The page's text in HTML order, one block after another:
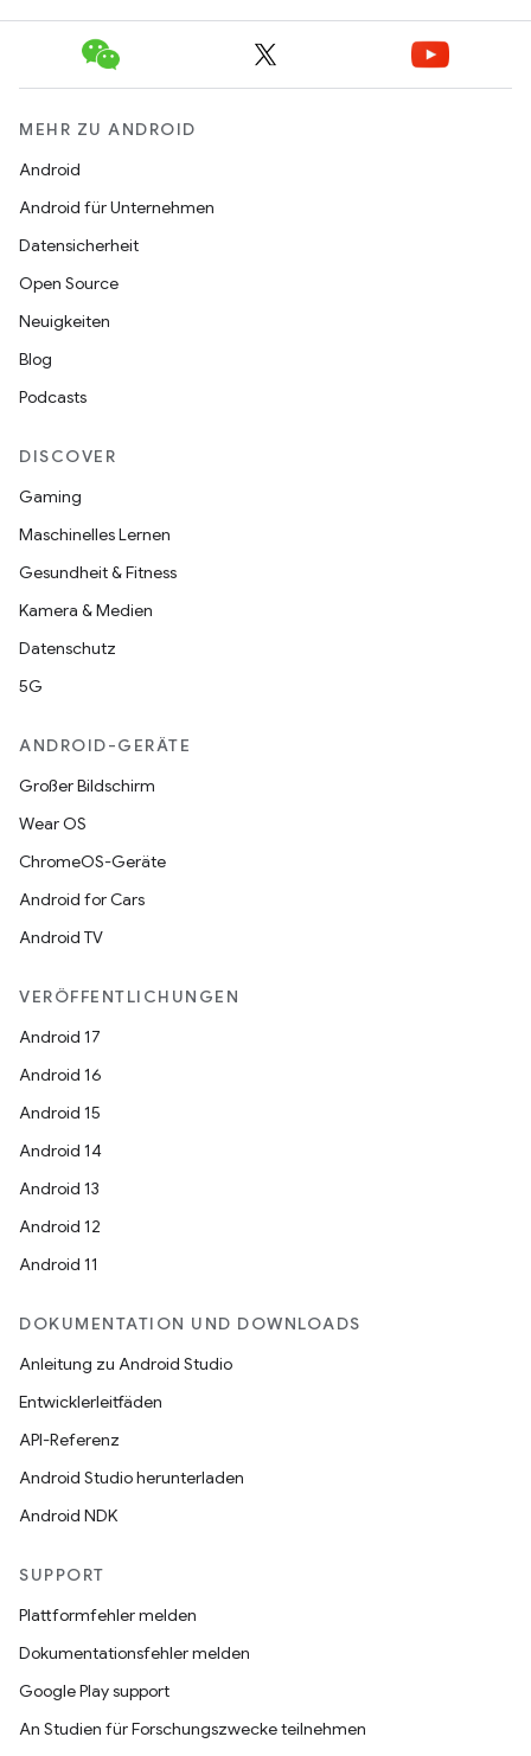
MEHR ZU ANDROID
Android
Android für Unternehmen
Datensicherheit
Open Source
Neuigkeiten
Blog
Podcasts
DISCOVER
Gaming
Maschinelles Lernen
Gesundheit & Fitness
Kamera & Medien
Datenschutz
5G
ANDROID-GERÄTE
Großer Bildschirm
Wear OS
ChromeOS-Geräte
Android for Cars
Android TV
VERÖFFENTLICHUNGEN
Android 17
Android 16
Android 15
Android 14
Android 13
Android 12
Android 11
DOKUMENTATION UND DOWNLOADS
Anleitung zu Android Studio
Entwicklerleitfäden
API-Referenz
Android Studio herunterladen
Android NDK
SUPPORT
Plattformfehler melden
Dokumentationsfehler melden
Google Play support
An Studien für Forschungszwecke teilnehmen